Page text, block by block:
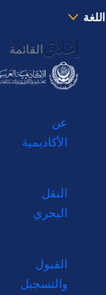
اللغة
إغلاق القائمة
عن
الأكاديمية
النقل
البحري
القبول
والتسجيل